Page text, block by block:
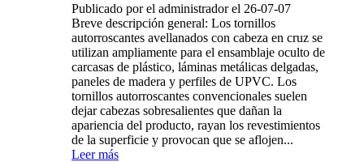
Publicado por el administrador el 26-07-07
Breve descripción general: Los tornillos
autorroscantes avellanados con cabeza en cruz se
utilizan ampliamente para el ensamblaje oculto de
carcasas de plástico, láminas metálicas delgadas,
paneles de madera y perfiles de UPVC. Los
tornillos autorroscantes convencionales suelen
dejar cabezas sobresalientes que dañan la
apariencia del producto, rayan los revestimientos
de la superficie y provocan que se aflojen...
Leer más